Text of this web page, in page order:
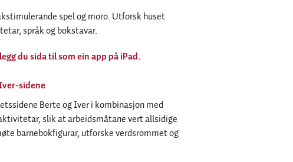
spel og moro. Utforsk huset
språk og bokstavar.
du sida til som ein app på iPad.
sidene
Berte og Iver i kombinasjon med
slik at arbeidsmåtane vert allsidige
barnebokfigurar, utforske verdsrommet og